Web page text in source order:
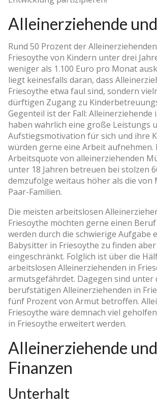
Alleinerziehende
Rund 50 Prozent der
Friesoythe von Kindern unter drei
weniger als 1.100 Euro pro Monat
liegt keinesfalls daran, dass
Friesoythe etwa faul sind, sondern
dürftigen Zugang zu
Gegenteil ist der Fall: Alleinerziehende
haben wahrlich eine große Leistungs­
Aufstiegsmotivation für sich und ihre
würden gerne eine Arbeit aufnehmen.
Arbeitsquote von alleinerziehenden
unter 18 Jahren betreuen bei stolzen
demzufolge weitaus höher als die von
Paar-Familien.
Die meisten arbeitslosen
Friesoythe möchten gerne einen
werden durch die schwierige Aufgabe
Babysitter in Friesoythe zu finden
eingeschränkt. Folglich ist über die
arbeitslosen Alleinerziehenden in
armutsgefährdet. Dagegen sind unter
berufstätigen Alleinerziehenden in
fünf Prozent von Armut betroffen.
Friesoythe wäre demnach viel
in Friesoythe erweitert werden.
Alleinerziehende und
Finanzen
Unterhalt